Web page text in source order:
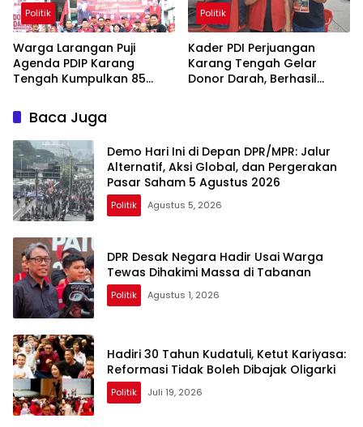
Politik
Warga Larangan Puji
Agenda PDIP Karang
Tengah Kumpulkan 85
Politik
Kader PDI Perjuangan
Karang Tengah Gelar
Donor Darah, Berhasil
Baca Juga
Demo Hari Ini di Depan DPR/MPR: Jalur
Alternatif, Aksi Global, dan Pergerakan
Pasar Saham 5 Agustus 2026
Politik Agustus 5, 2026
DPR Desak Negara Hadir Usai Warga
Tewas Dihakimi Massa di Tabanan
Politik Agustus 1, 2026
Hadiri 30 Tahun Kudatuli, Ketut Kariyasa:
Reformasi Tidak Boleh Dibajak Oligarki
Politik Juli 19, 2026